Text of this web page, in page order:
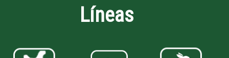
Líneas